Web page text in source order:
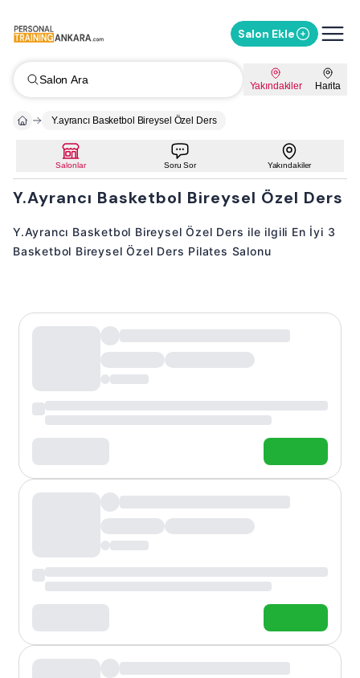
Salon Ekle
Salon Ara Yakındakiler Harita
Y.ayrancı Basketbol Bireysel Özel Ders
Salonlar Soru Sor Yakındakiler
Y.Ayrancı Basketbol Bireysel Özel Ders
Y.Ayrancı Basketbol Bireysel Özel Ders ile ilgili En İyi 3
Basketbol Bireysel Özel Ders Pilates Salonu